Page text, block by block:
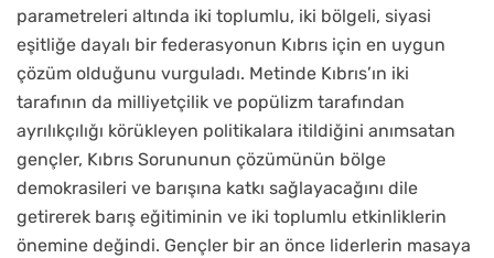
parametreleri altında iki toplumlu, iki bölgeli, siyasi
eşitliğe dayalı bir federasyonun Kıbrıs için en uygun
çözüm olduğunu vurguladı. Metinde Kıbrıs’ın iki
tarafının da milliyetçilik ve popülizm tarafından
ayrılıkçılığı körükleyen politikalara itildiğini anımsatan
gençler, Kıbrıs Sorununun çözümünün bölge
demokrasileri ve barışına katkı sağlayacağını dile
getirerek barış eğitiminin ve iki toplumlu etkinliklerin
önemine değindi. Gençler bir an önce liderlerin masaya